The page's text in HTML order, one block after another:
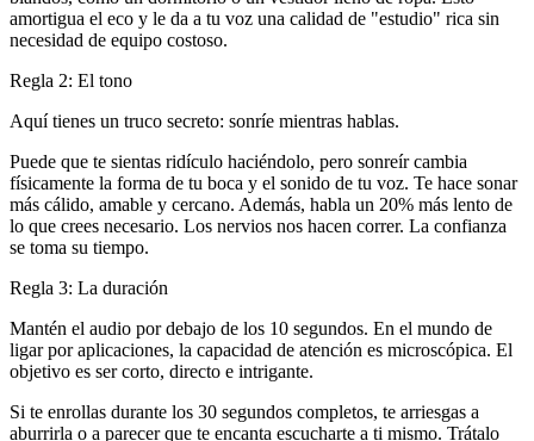
amortigua el eco y le da a tu voz una calidad de "estudio" rica sin
necesidad de equipo costoso.
Regla 2: El tono
Aquí tienes un truco secreto: sonríe mientras hablas.
Puede que te sientas ridículo haciéndolo, pero sonreír cambia
físicamente la forma de tu boca y el sonido de tu voz. Te hace sonar
más cálido, amable y cercano. Además, habla un 20% más lento de
lo que crees necesario. Los nervios nos hacen correr. La confianza
se toma su tiempo.
Regla 3: La duración
Mantén el audio por debajo de los 10 segundos. En el mundo de
ligar por aplicaciones, la capacidad de atención es microscópica. El
objetivo es ser corto, directo e intrigante.
Si te enrollas durante los 30 segundos completos, te arriesgas a
aburrirla o a parecer que te encanta escucharte a ti mismo. Trátalo